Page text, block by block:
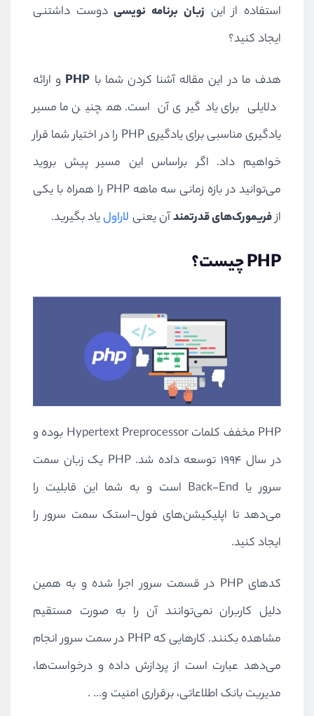
استفاده از این زبان برنامه نویسیدوست داشتنی
ایجاد کنید؟
هدف ما در این مقاله آشنا کردن شما با PHP و ارائه
دلایلی برای یادگیری آن است. همچنین ما مسیر
یادگیری مناسبی برای یادگیریPHP را در اختیار شما قرار
خواهیم داد. اگر براساس این مسیر پیش بروید
می‌توانید در بازه زمانی سه ماههPHP را همراه با یکی
ازفریمورک‌های قدرتمندآن یعنی لاراولیاد بگیرید.
PHPچیست؟
PHP مخفف کلماتHypertext Preprocessor بوده و
در سال 1994 توسعه داده شد.PHP یک زبان سمت
سرور یا Back-End است و به شما این قابلیت را
می‌دهد تا اپلیکیشن‌های فول-استک سمت سرور را
ایجاد کنید.
کدهایPHP در قسمت سرور اجرا شده و به همین
دلیل کاربران نمی‌توانند آن را به صورت مستقیم
مشاهده بکنند. کارهایی کهPHP در سمت سرور انجام
می‌دهد عبارت است از پردازش داده و درخواست‌ها،
مدیریت بانک اطلاعاتی، برقراری امنیت و... .